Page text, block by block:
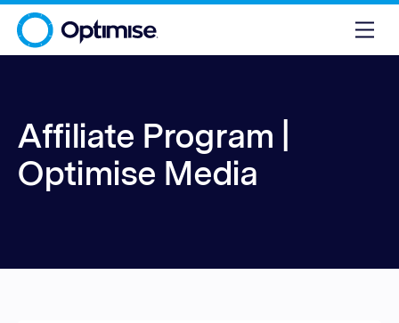
Affiliate Program |
Optimise Media